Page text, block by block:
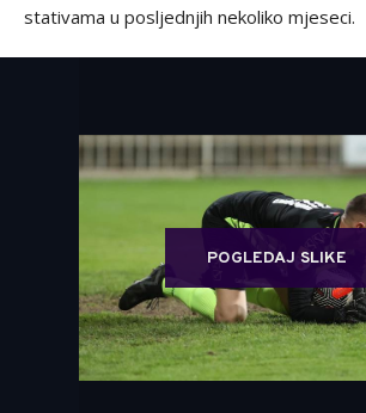
stativama u posljednjih nekoliko mjeseci.
POGLEDAJ SLIKE